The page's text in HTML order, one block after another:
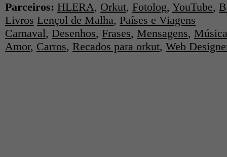
Parceiros: HLERA, Orkut, Fotolog, YouTube,
Livros Lençol de Malha, Países e Viagens
Carnaval, Desenhos, Frases, Mensagens,
Amor, Carros, Recados para orkut, Web